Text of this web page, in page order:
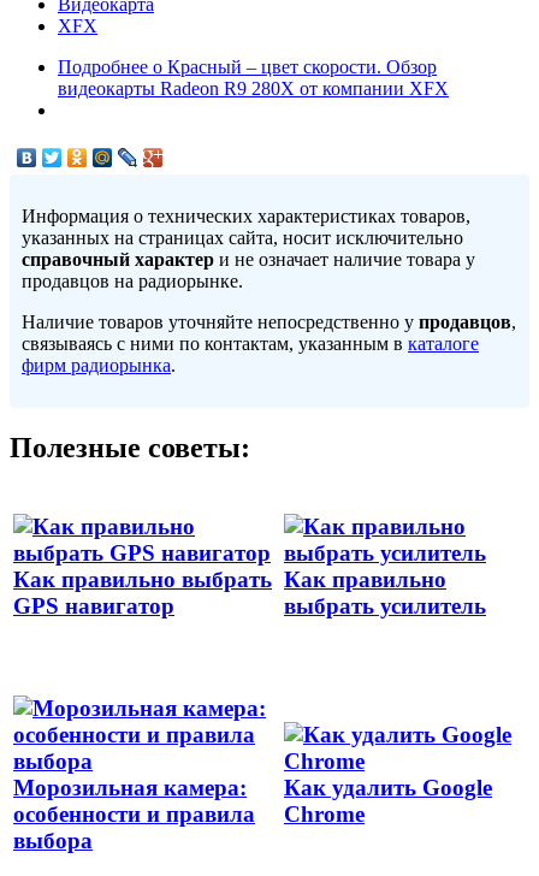
XFX
Подробнее о Красный – цвет скорости. Обзор
видеокарты Radeon R9 280X от компании XFX
Информация о технических характеристиках товаров,
указанных на страницах сайта, носит исключительно
справочный характер и не означает наличие товара у
продавцов на радиорынке.
Наличие товаров уточняйте непосредственно у продавцов,
связываясь с ними по контактам, указанным в каталоге
фирм радиорынка.
Полезные советы:
Как правильно выбрать
GPS навигатор
Как правильно
выбрать усилитель
Морозильная камера:
особенности и правила
выбора
Как удалить Google
Chrome